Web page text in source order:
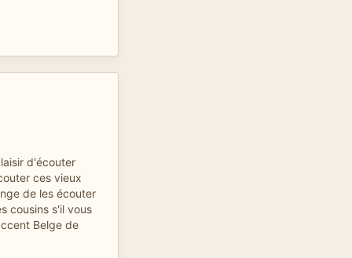
d'écouter
ces vieux
de les écouter
cousins s'il vous
Belge de